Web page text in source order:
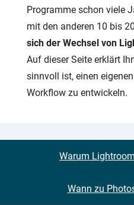
Programme schon viele
mit den anderen 10 bis
sich der Wechsel von
Auf dieser Seite erklärt
sinnvoll ist, einen
Workflow zu entwickeln.
Warum
Wann zu